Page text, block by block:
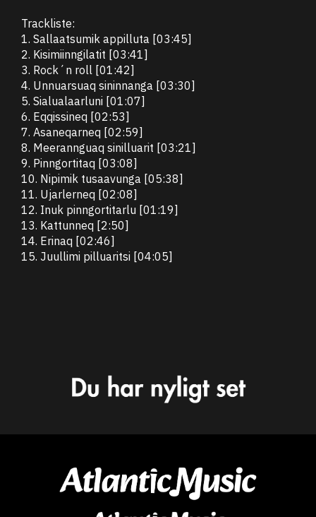
Trackliste:
1. Sallaatsumik appilluta [03:45]
2. Kisimiinngilatit [03:41]
3. Rock´n roll [01:42]
4. Unnuarsuaq sininnanga [03:30]
5. Sialualaarluni [01:07]
6. Eqqissineq [02:53]
7. Asaneqarneq [02:59]
8. Meerannguaq sinilluarit [03:21]
9. Pinngortitaq [03:08]
10. Nipimik tusaavunga [05:38]
11. Ujarlerneq [02:08]
12. Inuk pinngortitarlu [01:19]
13. Kattunneq [2:50]
14. Erinaq [02:46]
15. Juullimi pilluaritsi [04:05]